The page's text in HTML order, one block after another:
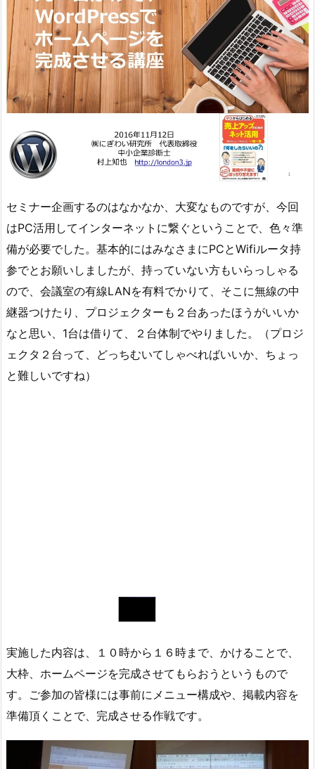
セミナー企画するのはなかなか、大変なものですが、今回
はPC活用してインターネットに繋ぐということで、色々準
備が必要でした。基本的にはみなさまにPCとWifiルータ持
参でとお願いしましたが、持っていない方もいらっしゃる
ので、会議室の有線LANを有料でかりて、そこに無線の中
継器つけたり、プロジェクターも２台あったほうがいいか
なと思い、1台は借りて、２台体制でやりました。（プロジ
ェクタ２台って、どっちむいてしゃべればいいか、ちょっ
と難しいですね）
実施した内容は、１０時から１６時まで、かけることで、
大枠、ホームページを完成させてもらおうというもので
す。ご参加の皆様には事前にメニュー構成や、掲載内容を
準備頂くことで、完成させる作戦です。